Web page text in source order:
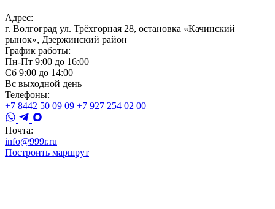
Адрес:
г. Волгоград ул. Трёхгорная 28, остановка «Качинский
рынок», Дзержинский район
График работы:
Пн-Пт 9:00 до 16:00
Сб 9:00 до 14:00
Вс выходной день
Телефоны:
+7 8442 50 09 09 +7 927 254 02 00
Почта:
info@999r.ru
Построить маршрут